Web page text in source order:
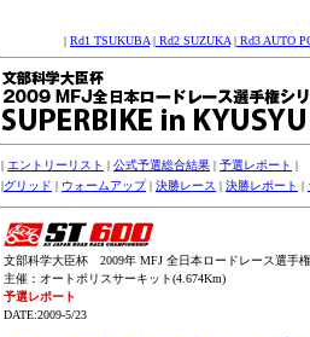
| Rd1 TSUKUBA | Rd2 SUZUKA | Rd3 AUTO
| エントリーリスト | 公式予選総合結果 | 予選レポート |
|グリッド | ウォームアップ| 決勝レース | 決勝レポート |
文部科学大臣杯 2009年 MFJ 全日本ロードレース選手
主催：オートポリスサーキット(4.674Km)
予選レポート
DATE:2009-5/23